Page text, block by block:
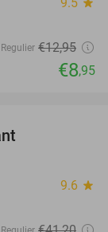
Regulier €12,95
€8,95
9.6 star